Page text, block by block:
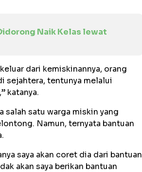
Naik Kelas lewat
dari kemiskinannya, orang
sejahtera, tentunya melalui
katanya.
salah satu warga miskin yang
Namun, ternyata bantuan
saya akan coret dia dari bantuan
akan saya berikan bantuan